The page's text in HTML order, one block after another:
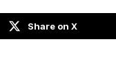
Share on X